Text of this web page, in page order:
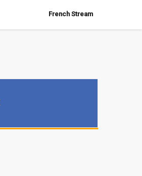
French Stream